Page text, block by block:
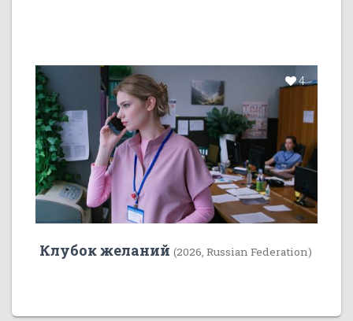
4
Клубок желаний (2026, Russian Federation)